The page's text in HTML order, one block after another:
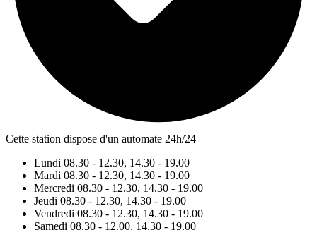
Cette station dispose d'un automate 24h/24
Lundi 08.30 - 12.30, 14.30 - 19.00
Mardi 08.30 - 12.30, 14.30 - 19.00
Mercredi 08.30 - 12.30, 14.30 - 19.00
Jeudi 08.30 - 12.30, 14.30 - 19.00
Vendredi 08.30 - 12.30, 14.30 - 19.00
Samedi 08.30 - 12.00, 14.30 - 19.00